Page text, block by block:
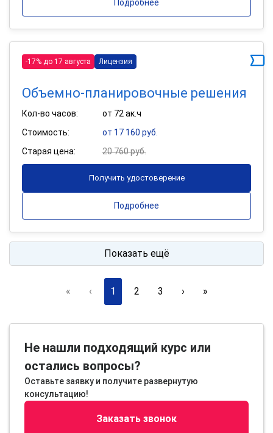
Подробнее
-17% до 17 августа Лицензия
Объемно-планировочные решения
Кол-во часов:
от 72 ак.ч
Стоимость:
от 17 160 руб.
Старая цена:
20 760 руб.
Получить удостоверение
Подробнее
Показать ещё
« ‹ 1 2 3 › »
Не нашли подходящий курс или
остались вопросы?
Оставьте заявку и получите развернутую
консультацию!
Заказать звонок